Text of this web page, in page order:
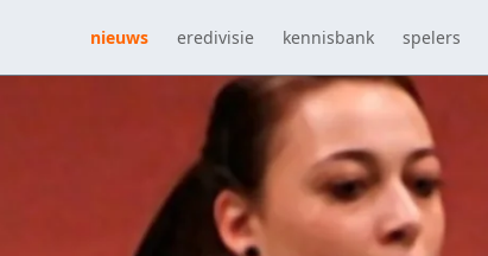
nieuws eredivisie kennisbank spelers